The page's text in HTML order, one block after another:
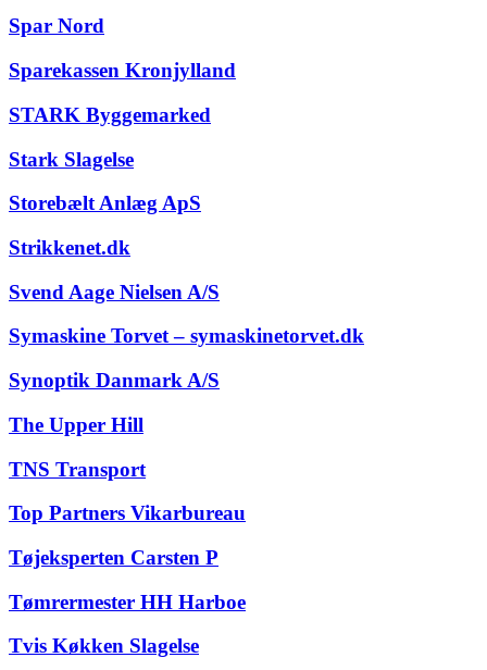
Spar Nord
Sparekassen Kronjylland
STARK Byggemarked
Stark Slagelse
Storebælt Anlæg ApS
Strikkenet.dk
Svend Aage Nielsen A/S
Symaskine Torvet – symaskinetorvet.dk
Synoptik Danmark A/S
The Upper Hill
TNS Transport
Top Partners Vikarbureau
Tøjeksperten Carsten P
Tømrermester HH Harboe
Tvis Køkken Slagelse